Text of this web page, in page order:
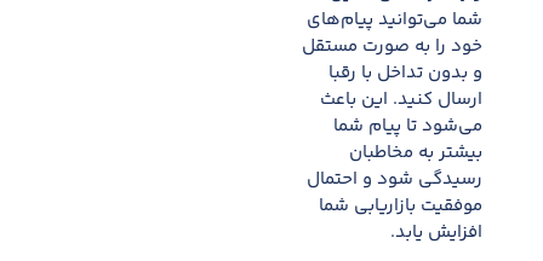
شما می‌توانید پیام‌های
خود را به صورت مستقل
و بدون تداخل با رقبا
ارسال کنید. این باعث
می‌شود تا پیام شما
بیشتر به مخاطبان
رسیدگی شود و احتمال
موفقیت بازاریابی شما
افزایش یابد.